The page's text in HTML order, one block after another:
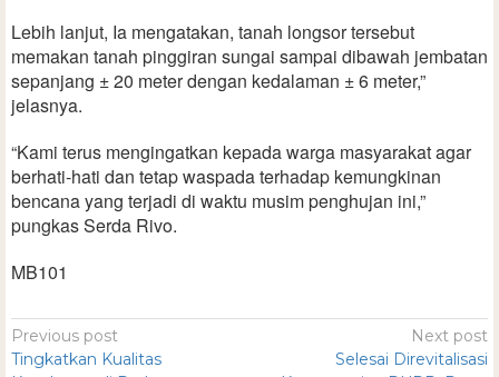
Lebih lanjut, Ia mengatakan, tanah longsor tersebut
memakan tanah pinggiran sungai sampai dibawah jembatan
sepanjang ± 20 meter dengan kedalaman ± 6 meter,”
jelasnya.
“Kami terus mengingatkan kepada warga masyarakat agar
berhati-hati dan tetap waspada terhadap kemungkinan
bencana yang terjadi di waktu musim penghujan ini,”
pungkas Serda Rivo.
MB101
Previous post
Tingkatkan Kualitas
Next post
Selesai Direvitalisasi